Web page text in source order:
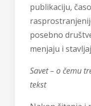
publikaciju,
posebno
menjaju i
Savet – o čemu
tekst